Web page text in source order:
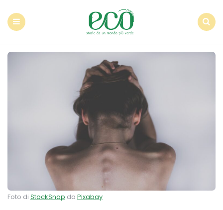
Foto di StockSnap da Pixabay